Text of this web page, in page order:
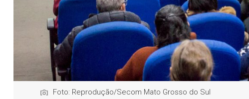
Foto: Reprodução/Secom Mato Grosso do Sul